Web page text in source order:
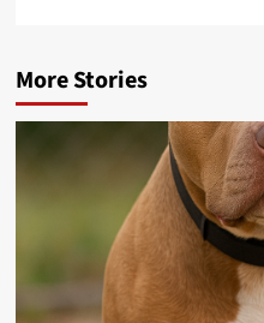
More Stories